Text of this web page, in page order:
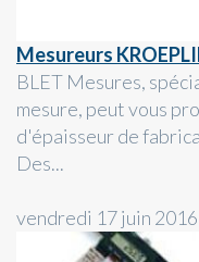
Mesureurs
BLET Mesures,
mesure, peut vous
d'épaisseur de
Des...
vendredi 17 juin 2016